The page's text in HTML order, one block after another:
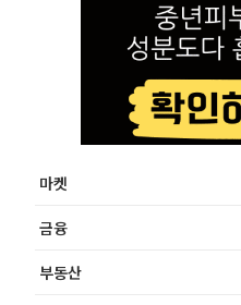
마켓
금융
부동산